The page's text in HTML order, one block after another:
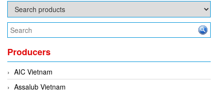
Producers
AIC Vietnam
Assalub Vietnam